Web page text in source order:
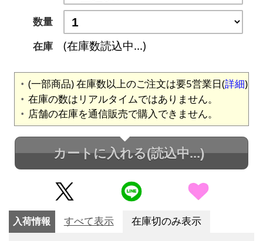
数量
在庫
(在庫数読込中...)
(一部商品) 在庫数以上のご注文は要5営業日(詳細)
在庫の数はリアルタイムではありません。
店舗の在庫を通信販売で購入できません。
カートに入れる(読込中...)
入荷情報 すべて表示 在庫切のみ表示